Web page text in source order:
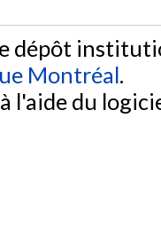
dépôt
Montréal.
l'aide du